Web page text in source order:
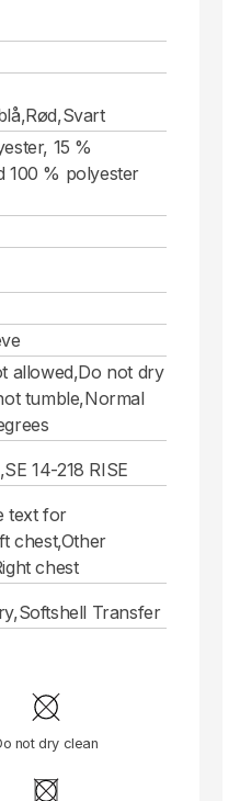
15 %
100 % polyester
allowed,Do not dry
tumble,Normal
14-218 RISE
text for
chest,Other
chest
Transfer
not dry clean